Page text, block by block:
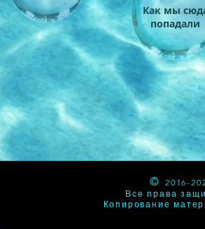
Как мы
попадали
©2016-
Все права
Копирование